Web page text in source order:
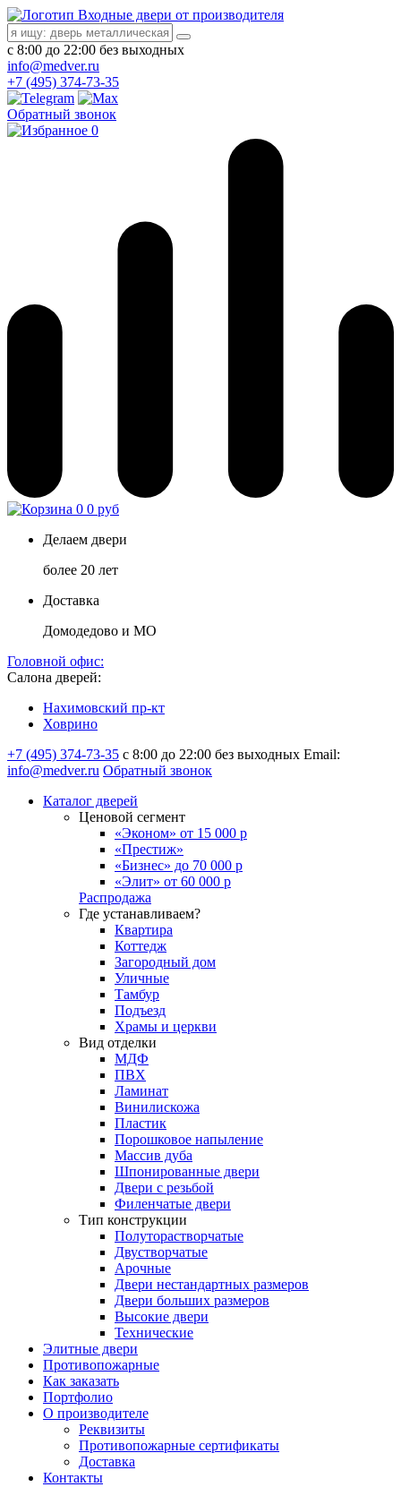
Входные двери от производителя
с 8:00 до 22:00 без выходных
info@medver.ru
+7 (495) 374-73-35
Обратный звонок
0
0 0 руб
Делаем двери
более 20 лет
Доставка
Домодедово и МО
Головной офис:
Салона дверей:
Нахимовский пр-кт
Ховрино
+7 (495) 374-73-35 с 8:00 до 22:00 без выходных Email:
info@medver.ru Обратный звонок
Каталог дверей
Ценовой сегмент
«Эконом» от 15 000 р
«Престиж»
«Бизнес» до 70 000 р
«Элит» от 60 000 р
Распродажа
Где устанавливаем?
Квартира
Коттедж
Загородный дом
Уличные
Тамбур
Подъезд
Храмы и церкви
Вид отделки
МДФ
ПВХ
Ламинат
Винилискожа
Пластик
Порошковое напыление
Массив дуба
Шпонированные двери
Двери с резьбой
Филенчатые двери
Тип конструкции
Полуторастворчатые
Двустворчатые
Арочные
Двери нестандартных размеров
Двери больших размеров
Высокие двери
Технические
Элитные двери
Противопожарные
Как заказать
Портфолио
О производителе
Реквизиты
Противопожарные сертификаты
Доставка
Контакты